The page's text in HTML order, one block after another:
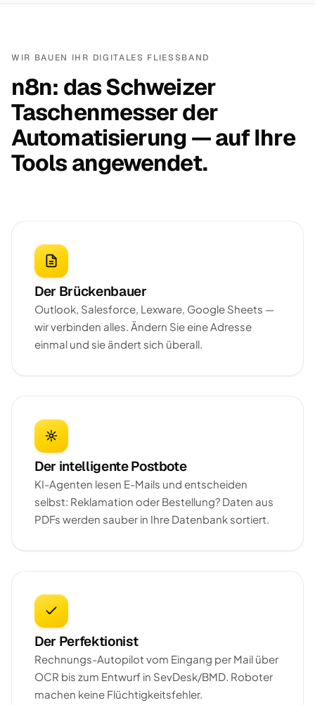
WIR BAUEN IHR DIGITALES FLIESSBAND
n8n: das Schweizer
Taschenmesser der
Automatisierung — auf Ihre
Tools angewendet.
Der Brückenbauer
Outlook, Salesforce, Lexware, Google Sheets —
wir verbinden alles. Ändern Sie eine Adresse
einmal und sie ändert sich überall.
Der intelligente Postbote
KI-Agenten lesen E-Mails und entscheiden
selbst: Reklamation oder Bestellung? Daten aus
PDFs werden sauber in Ihre Datenbank sortiert.
Der Perfektionist
Rechnungs-Autopilot vom Eingang per Mail über
OCR bis zum Entwurf in SevDesk/BMD. Roboter
machen keine Flüchtigkeitsfehler.